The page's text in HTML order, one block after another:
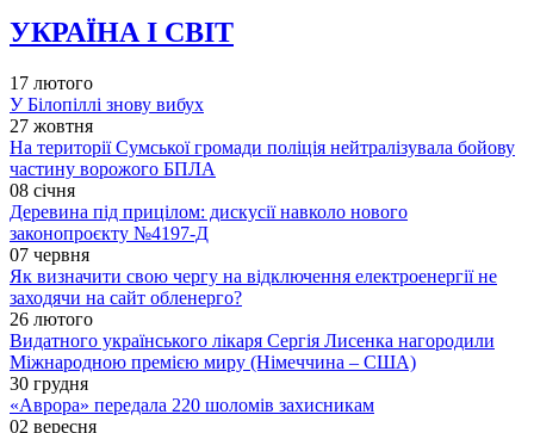
УКРАЇНА І СВІТ
17 лютого
У Білопіллі знову вибух
27 жовтня
На території Сумської громади поліція нейтралізувала бойову
частину ворожого БПЛА
08 січня
Деревина під прицілом: дискусії навколо нового
законопроєкту №4197-Д
07 червня
Як визначити свою чергу на відключення електроенергії не
заходячи на сайт обленерго?
26 лютого
Видатного українського лікаря Сергія Лисенка нагородили
Міжнародною премією миру (Німеччина – США)
30 грудня
«Аврора» передала 220 шоломів захисникам
02 вересня